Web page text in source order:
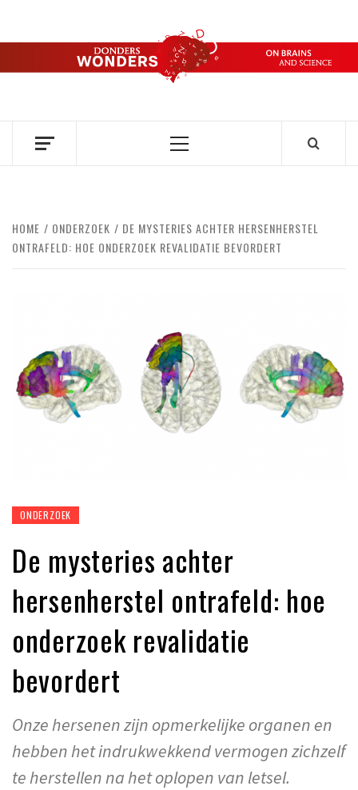
de
DONDERS
OVER HERSENEN EN WETENSCHAP // ON BRAINS AND
Primair
HOME ONDERZOEK
DE MYSTERIES ACHTER HERSENHERSTEL
ONTRAFELD: HOE ONDERZOEK REVALIDATIE BEVORDERT
ONDERZOEK
De mysteries achter
hersenherstel ontrafeld: hoe
onderzoek revalidatie
bevordert
Onze hersenen zijn opmerkelijke organen en
hebben het indrukwekkend vermogen zichzelf
te herstellen na het oplopen van letsel.